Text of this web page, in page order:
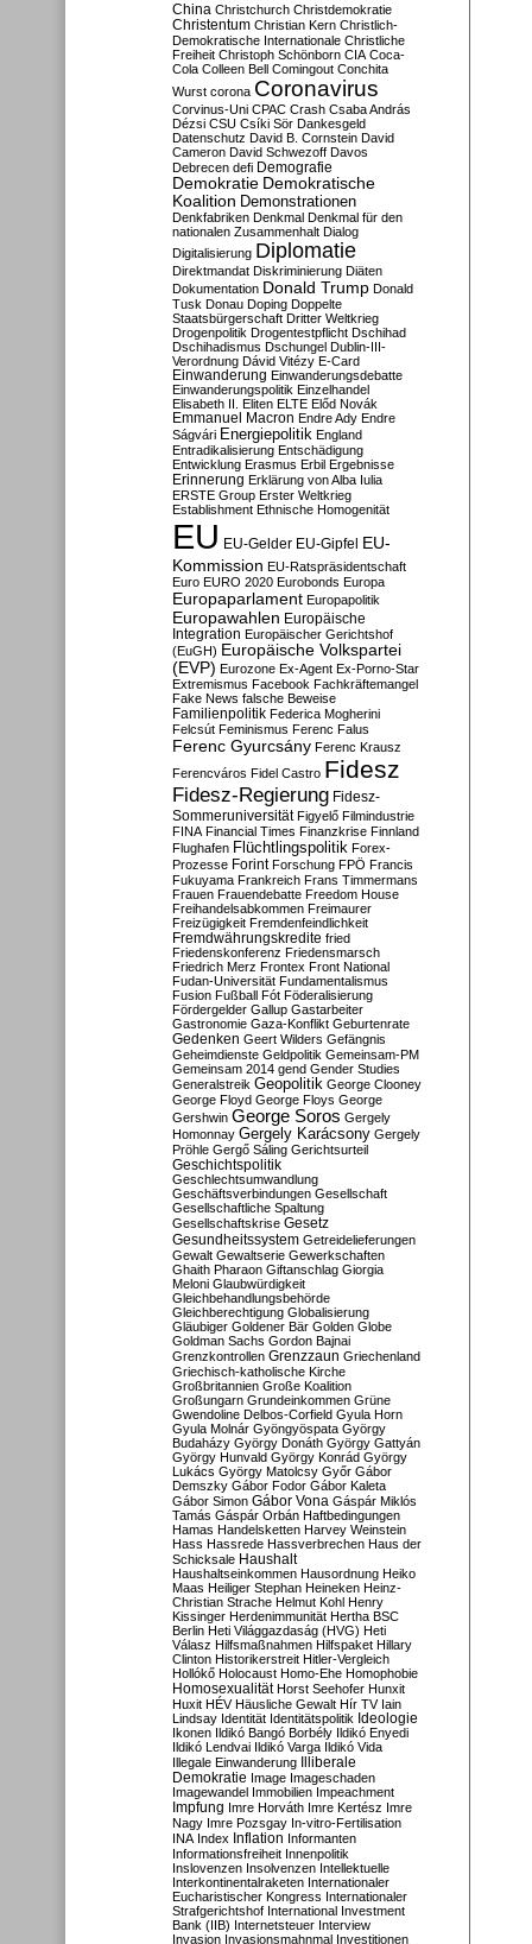
China Christchurch Christdemokratie
Christentum Christian Kern Christlich-
Demokratische Internationale Christliche
Freiheit Christoph Schönborn CIA Coca-
Cola Colleen Bell Comingout Conchita
Wurst corona Coronavirus
Corvinus-Uni CPAC Crash Csaba András
Dézsi CSU Csíki Sör Dankesgeld
Datenschutz David B. Cornstein David
Cameron David Schwezoff Davos
Debrecen defi Demografie
Demokratie Demokratische
Koalition Demonstrationen
Denkfabriken Denkmal Denkmal für den
nationalen Zusammenhalt Dialog
Digitalisierung Diplomatie
Direktmandat Diskriminierung Diäten
Dokumentation Donald Trump Donald
Tusk Donau Doping Doppelte
Staatsbürgerschaft Dritter Weltkrieg
Drogenpolitik Drogentestpflicht Dschihad
Dschihadismus Dschungel Dublin-III-
Verordnung Dávid Vitézy E-Card
Einwanderung Einwanderungsdebatte
Einwanderungspolitik Einzelhandel
Elisabeth II. Eliten ELTE Előd Novák
Emmanuel Macron Endre Ady Endre
Ságvári Energiepolitik England
Entradikalisierung Entschädigung
Entwicklung Erasmus Erbil Ergebnisse
Erinnerung Erklärung von Alba Iulia
ERSTE Group Erster Weltkrieg
Establishment Ethnische Homogenität
EU EU-Gelder EU-Gipfel EU-
Kommission EU-Ratspräsidentschaft
Euro EURO 2020 Eurobonds Europa
Europaparlament Europapolitik
Europawahlen Europäische
Integration Europäischer Gerichtshof
(EuGH) Europäische Volkspartei
(EVP) Eurozone Ex-Agent Ex-Porno-Star
Extremismus Facebook Fachkräftemangel
Fake News falsche Beweise
Familienpolitik Federica Mogherini
Felcsút Feminismus Ferenc Falus
Ferenc Gyurcsány Ferenc Krausz
Ferencváros Fidel Castro Fidesz
Fidesz-Regierung Fidesz-
Sommeruniversität Figyelő Filmindustrie
FINA Financial Times Finanzkrise Finnland
Flughafen Flüchtlingspolitik Forex-
Prozesse Forint Forschung FPÖ Francis
Fukuyama Frankreich Frans Timmermans
Frauen Frauendebatte Freedom House
Freihandelsabkommen Freimaurer
Freizügigkeit Fremdenfeindlichkeit
Fremdwährungskredite fried
Friedenskonferenz Friedensmarsch
Friedrich Merz Frontex Front National
Fudan-Universität Fundamentalismus
Fusion Fußball Fót Föderalisierung
Fördergelder Gallup Gastarbeiter
Gastronomie Gaza-Konflikt Geburtenrate
Gedenken Geert Wilders Gefängnis
Geheimdienste Geldpolitik Gemeinsam-PM
Gemeinsam 2014 gend Gender Studies
Generalstreik Geopolitik George Clooney
George Floyd George Floys George
Gershwin George Soros Gergely
Homonnay Gergely Karácsony Gergely
Pröhle Gergő Sáling Gerichtsurteil
Geschichtspolitik
Geschlechtsumwandlung
Geschäftsverbindungen Gesellschaft
Gesellschaftliche Spaltung
Gesellschaftskrise Gesetz
Gesundheitssystem Getreidelieferungen
Gewalt Gewaltserie Gewerkschaften
Ghaith Pharaon Giftanschlag Giorgia
Meloni Glaubwürdigkeit
Gleichbehandlungsbehörde
Gleichberechtigung Globalisierung
Gläubiger Goldener Bär Golden Globe
Goldman Sachs Gordon Bajnai
Grenzkontrollen Grenzzaun Griechenland
Griechisch-katholische Kirche
Großbritannien Große Koalition
Großungarn Grundeinkommen Grüne
Gwendoline Delbos-Corfield Gyula Horn
Gyula Molnár Gyöngyöspata György
Budaházy György Donáth György Gattyán
György Hunvald György Konrád György
Lukács György Matolcsy Győr Gábor
Demszky Gábor Fodor Gábor Kaleta
Gábor Simon Gábor Vona Gáspár Miklós
Tamás Gáspár Orbán Haftbedingungen
Hamas Handelsketten Harvey Weinstein
Hass Hassrede Hassverbrechen Haus der
Schicksale Haushalt
Haushaltseinkommen Hausordnung Heiko
Maas Heiliger Stephan Heineken Heinz-
Christian Strache Helmut Kohl Henry
Kissinger Herdenimmunität Hertha BSC
Berlin Heti Világgazdaság (HVG) Heti
Válasz Hilfsmaßnahmen Hilfspaket Hillary
Clinton Historikerstreit Hitler-Vergleich
Hollókő Holocaust Homo-Ehe Homophobie
Homosexualität Horst Seehofer Hunxit
Huxit HÉV Häusliche Gewalt Hír TV Iain
Lindsay Identität Identitätspolitik Ideologie
Ikonen Ildikó Bangó Borbély Ildikó Enyedi
Ildikó Lendvai Ildikó Varga Ildikó Vida
Illegale Einwanderung Illiberale
Demokratie Image Imageschaden
Imagewandel Immobilien Impeachment
Impfung Imre Horváth Imre Kertész Imre
Nagy Imre Pozsgay In-vitro-Fertilisation
INA Index Inflation Informanten
Informationsfreiheit Innenpolitik
Inslovenzen Insolvenzen Intellektuelle
Interkontinentalraketen Internationaler
Eucharistischer Kongress Internationaler
Strafgerichtshof International Investment
Bank (IIB) Internetsteuer Interview
Invasion Invasionsmahnmal Investitionen